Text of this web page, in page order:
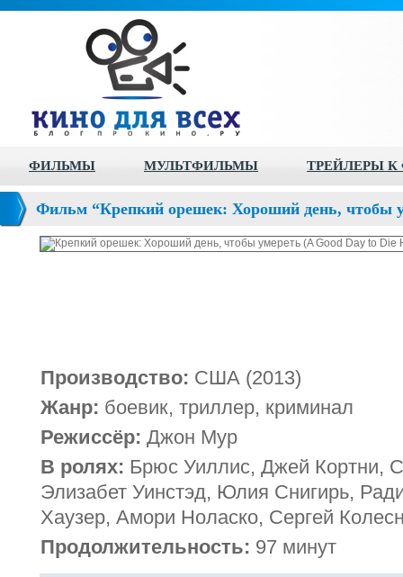
ФИЛЬМЫ МУЛЬТФИЛЬМЫ ТРЕЙЛЕРЫ
Фильм “Крепкий орешек: Хороший день, чтобы
Hard)”
Производство: США (2013)
Жанр: боевик, триллер, криминал
Режиссёр: Джон Мур
В ролях: Брюс Уиллис, Джей Кортни,
Элизабет Уинстэд, Юлия Снигирь,
Хаузер, Амори Ноласко, Сергей
Продолжительность: 97 минут